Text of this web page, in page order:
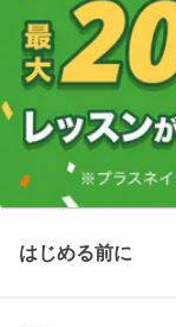
はじめる前に